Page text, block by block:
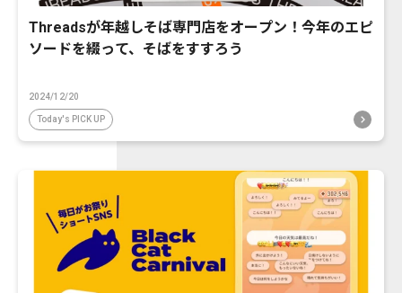
Threadsが年越しそば専門店をオープン！今年のエピ
ソードを綴って、そばをすすろう
2024/12/20
Today's PICK UP